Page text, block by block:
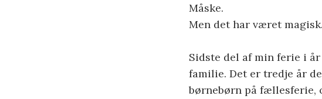
Måske.
Men det har været magisk.
Sidste del af min ferie i
familie. Det er tredje år
børnebørn på fællesferie,